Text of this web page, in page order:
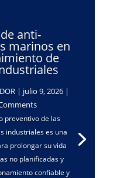
anti-
marinos en
de
| julio 9, 2026 |
preventivo de las
industriales es una
prolongar su vida
no planificadas y
confiable y